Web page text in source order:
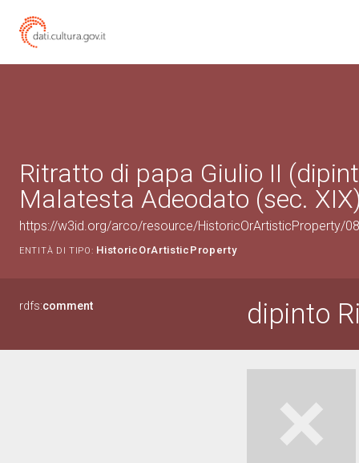
Ritratto di papa Giulio II
Malatesta Adeodato (sec.
https://w3id.org/arco/resource/HistoricOrArtisticProperty/
ENTITÀ DI TIPO: HistoricOrArtisticProperty
rdfs:comment dipinto